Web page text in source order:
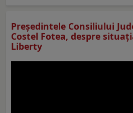
Preşedintele Consiliului
Costel Fotea, despre
Liberty